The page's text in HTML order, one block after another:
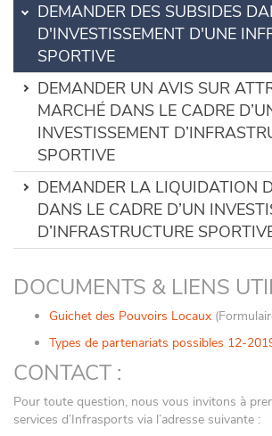
DEMANDER DES SUBSIDES
D'INVESTISSEMENT D'UNE
SPORTIVE
DEMANDER UN AVIS SUR
MARCHÉ DANS LE CADRE
INVESTISSEMENT
SPORTIVE
DEMANDER LA LIQUIDATION
DANS LE CADRE D’UN
D’INFRASTRUCTURE
DOCUMENTS & LIENS
Guichet des Pouvoirs Locaux
Types de partenariats possibles 12-
CONTACT :
Pour toute question, nous vous invitons à
services d’Infrasports via l’adresse suivante :